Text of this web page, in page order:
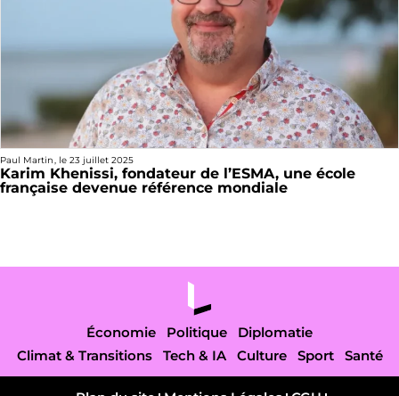
Paul Martin, le 23 juillet 2025
Karim Khenissi, fondateur de l’ESMA, une école
française devenue référence mondiale
Économie Politique
Diplomatie
Climat & Transitions
Tech & IA Culture Sport Santé